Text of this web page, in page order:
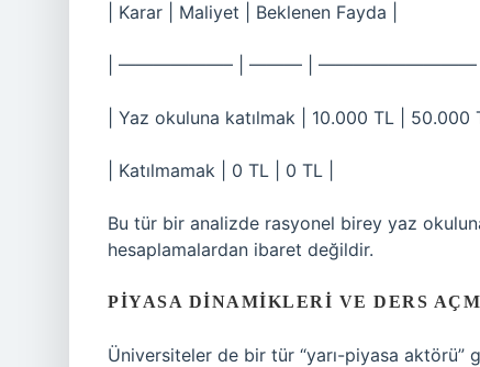
| Karar | Maliyet | Beklenen Fayda |
| ——————– | ——— | ————————— |
| Yaz okuluna katılmak | 10.000 TL | 50.000
| Katılmamak | 0 TL | 0 TL |
Bu tür bir analizde rasyonel birey yaz
hesaplamalardan ibaret değildir.
PIYASA DINAMIKLERI VE DERS
Üniversiteler de bir tür “yarı-piyasa aktörü”